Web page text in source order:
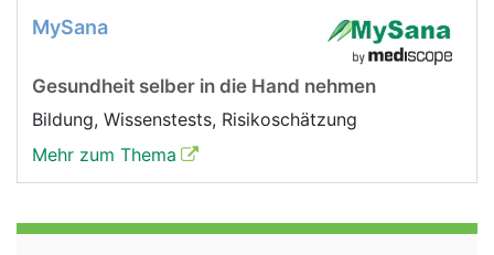
MySana
Gesundheit selber in die Hand nehmen
Bildung, Wissenstests, Risikoschätzung
Mehr zum Thema